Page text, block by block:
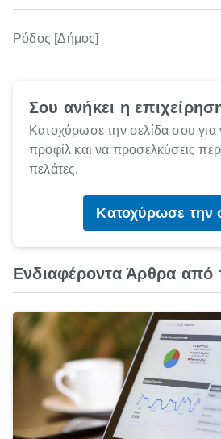
Ρόδος [Δήμος]
Σου ανήκει η
Κατοχύρωσε την σελίδα σου για
προφίλ και να προσελκύσεις
πελάτες.
Κατοχύρωσε την
Ενδιαφέροντα Άρθρα από